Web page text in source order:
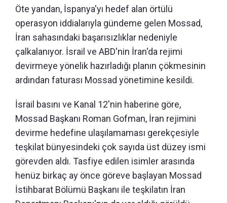
Öte yandan, İspanya'yı hedef alan örtülü
operasyon iddialarıyla gündeme gelen Mossad,
İran sahasındaki başarısızlıklar nedeniyle
çalkalanıyor. İsrail ve ABD'nin İran'da rejimi
devirmeye yönelik hazırladığı planın çökmesinin
ardından faturası Mossad yönetimine kesildi.
İsrail basını ve Kanal 12'nin haberine göre,
Mossad Başkanı Roman Gofman, İran rejimini
devirme hedefine ulaşılamaması gerekçesiyle
teşkilat bünyesindeki çok sayıda üst düzey ismi
görevden aldı. Tasfiye edilen isimler arasında
henüz birkaç ay önce göreve başlayan Mossad
İstihbarat Bölümü Başkanı ile teşkilatın İran